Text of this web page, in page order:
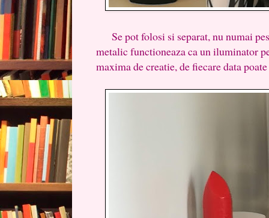
Se pot folosi si separat, nu numai
metalic functioneaza ca un iluminator
maxima de creatie, de fiecare data